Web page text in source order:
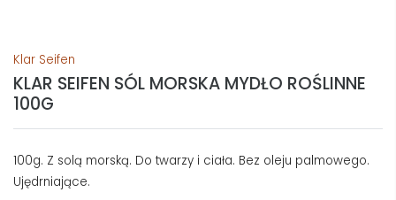
Klar Seifen
KLAR SEIFEN SÓL MORSKA MYDŁO ROŚLINNE
100G
100g. Z solą morską. Do twarzy i ciała. Bez oleju palmowego.
Ujędrniające.